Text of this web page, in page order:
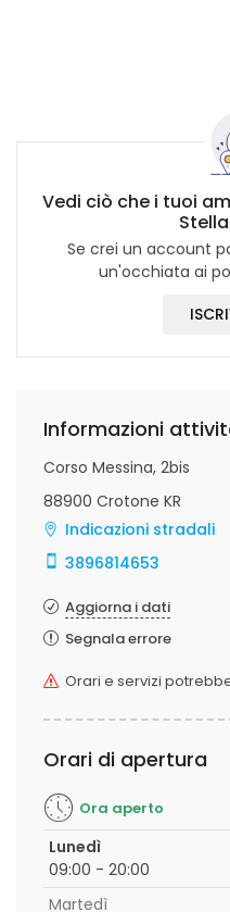
Vedi ciò che i tuoi
Se crei un account
un'occhiata ai
Informazioni
Corso Messina, 2bis
88900 Crotone KR
Indicazioni stradali
3896814653
Aggiorna i dati
Segnala errore
Orari e servizi
Orari di apertura
Ora aperto
Lunedì
09:00 - 20:00
Martedì